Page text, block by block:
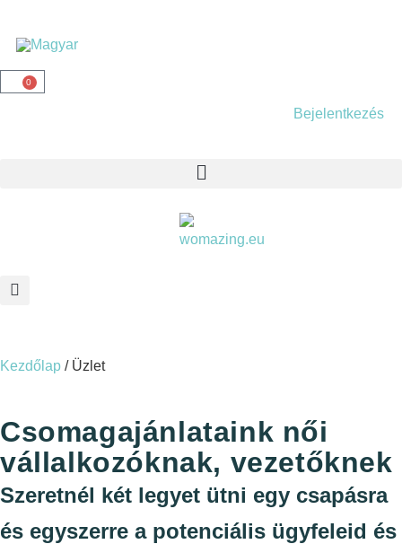
0
Bejelentkezés
Kezdőlap / Üzlet
Csomagajánlataink női
vállalkozóknak, vezetőknek
Szeretnél két legyet ütni egy csapásra
és egyszerre a potenciális ügyfeleid és